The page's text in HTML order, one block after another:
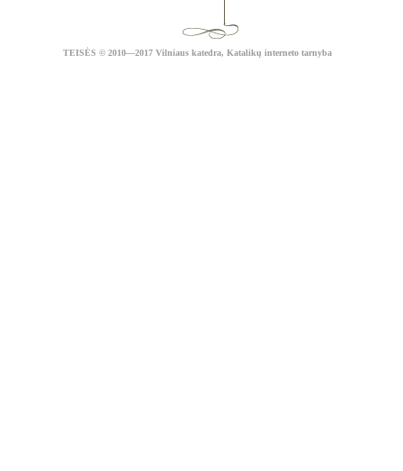
TEISĖS © 2010—2017 Vilniaus katedra, Katalikų interneto tarnyba